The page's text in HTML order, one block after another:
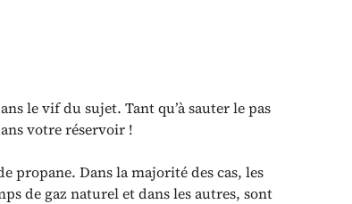
le vif du sujet. Tant qu’à sauter le pas
votre réservoir !
propane. Dans la majorité des cas, les
de gaz naturel et dans les autres, sont